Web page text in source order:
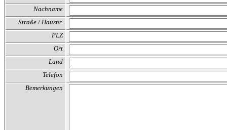
Nachname
Straße / Hausnr.
PLZ
Ort
Land
Telefon
Bemerkungen